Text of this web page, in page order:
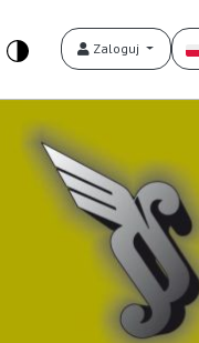
Zaloguj